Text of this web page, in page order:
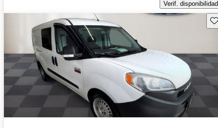
Verif. disponibilidad